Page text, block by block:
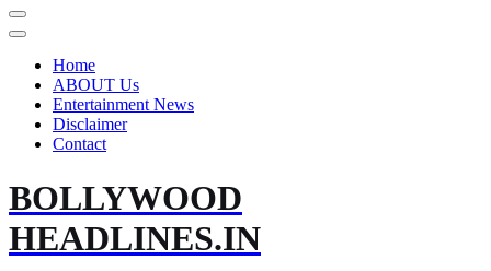
Home
ABOUT Us
Entertainment News
Disclaimer
Contact
BOLLYWOOD
HEADLINES.IN